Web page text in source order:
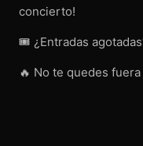
concierto!
🎟️ ¿Entradas
🔥 No te quedes